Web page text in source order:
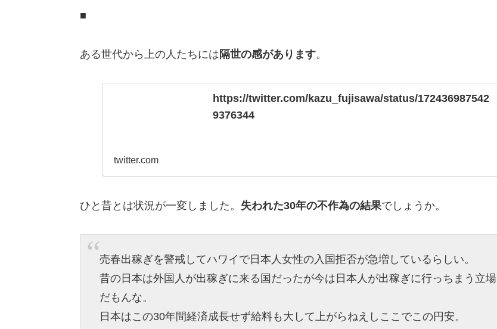
■
ある世代から上の人たちには隔世の感があります。
https://twitter.com/kazu_fujisawa/status/172436987542
9376344
twitter.com
ひと昔とは状況が一変しました。 失われた30年の不作為の結果でしょうか。
売春出稼ぎを警戒してハワイで日本人女性の入国拒否が急増しているらしい。
昔の日本は外国人が出稼ぎに来る国だったが今は日本人が出稼ぎに行っちまう立場
だもんな。
日本はこの30年間経済成長せず給料も大して上がらねえしここでこの円安。